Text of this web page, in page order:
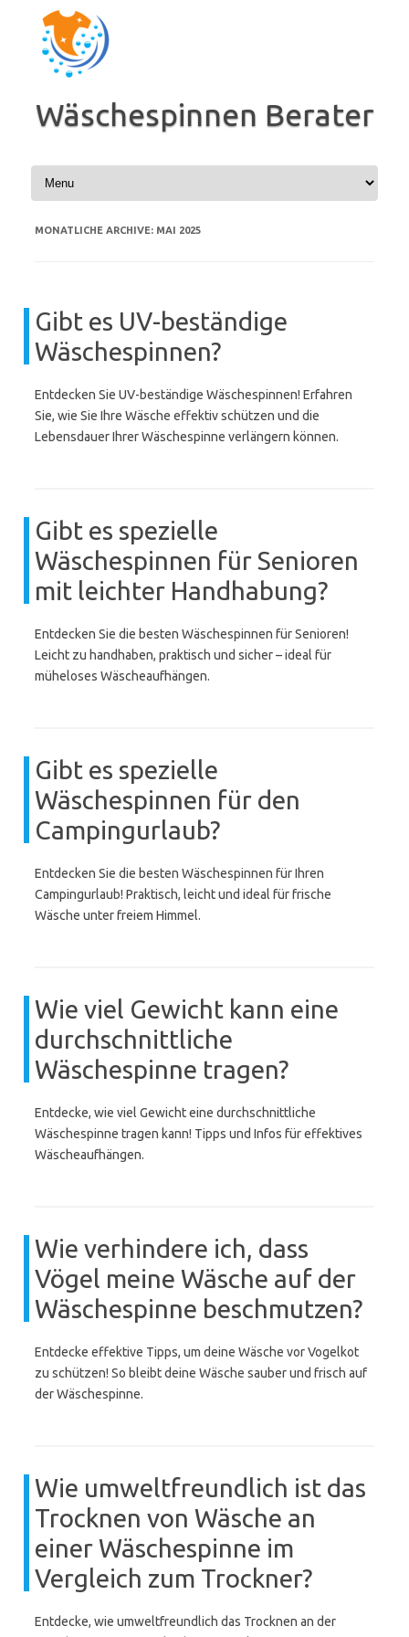
Inhalt
springen
Wäschespinnen Berater
MONATLICHE ARCHIVE: MAI 2025
Gibt es UV-beständige
Wäschespinnen?
Entdecken Sie UV-beständige Wäschespinnen! Erfahren
Sie, wie Sie Ihre Wäsche effektiv schützen und die
Lebensdauer Ihrer Wäschespinne verlängern können.
Gibt es spezielle
Wäschespinnen für Senioren
mit leichter Handhabung?
Entdecken Sie die besten Wäschespinnen für Senioren!
Leicht zu handhaben, praktisch und sicher – ideal für
müheloses Wäscheaufhängen.
Gibt es spezielle
Wäschespinnen für den
Campingurlaub?
Entdecken Sie die besten Wäschespinnen für Ihren
Campingurlaub! Praktisch, leicht und ideal für frische
Wäsche unter freiem Himmel.
Wie viel Gewicht kann eine
durchschnittliche
Wäschespinne tragen?
Entdecke, wie viel Gewicht eine durchschnittliche
Wäschespinne tragen kann! Tipps und Infos für effektives
Wäscheaufhängen.
Wie verhindere ich, dass
Vögel meine Wäsche auf der
Wäschespinne beschmutzen?
Entdecke effektive Tipps, um deine Wäsche vor Vogelkot
zu schützen! So bleibt deine Wäsche sauber und frisch auf
der Wäschespinne.
Wie umweltfreundlich ist das
Trocknen von Wäsche an
einer Wäschespinne im
Vergleich zum Trockner?
Entdecke, wie umweltfreundlich das Trocknen an der